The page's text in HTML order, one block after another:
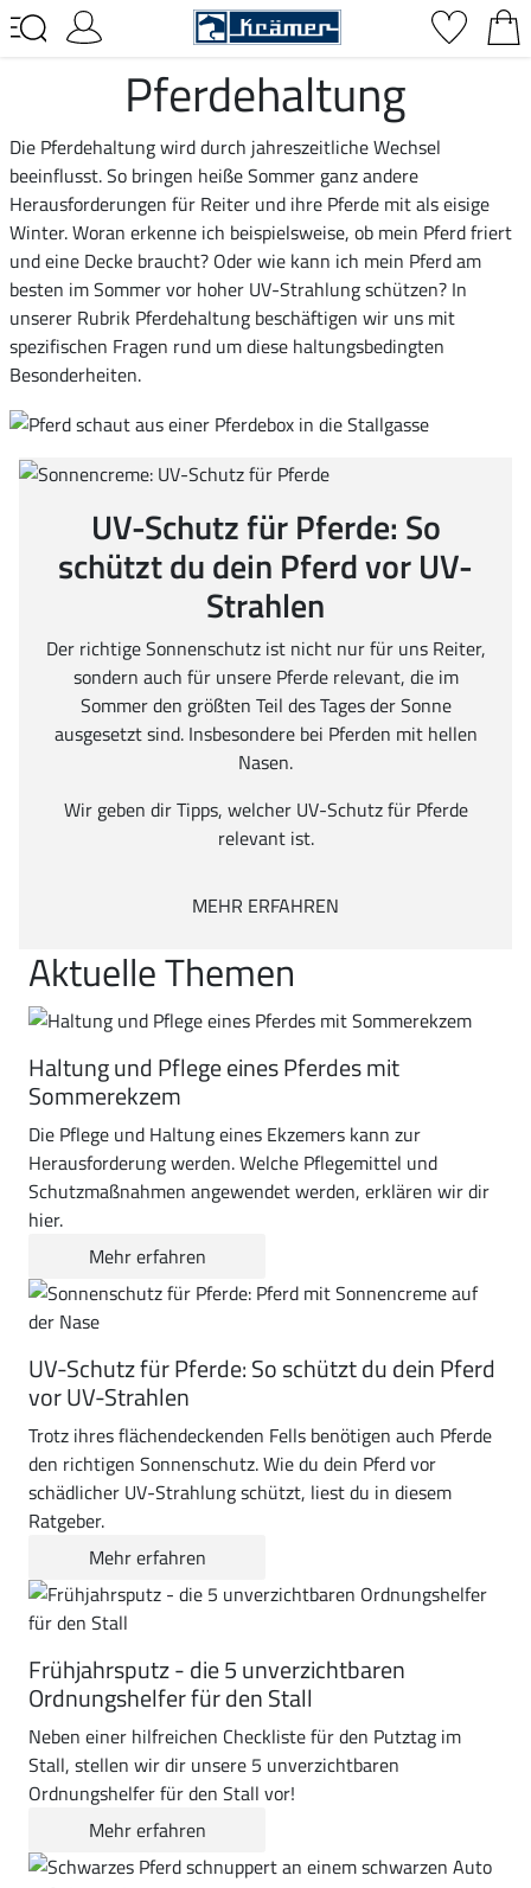
Pferdehaltung
Die Pferdehaltung wird durch jahreszeitliche Wechsel
beeinflusst. So bringen heiße Sommer ganz andere
Herausforderungen für Reiter und ihre Pferde mit als eisige
Winter. Woran erkenne ich beispielsweise, ob mein Pferd friert
und eine Decke braucht? Oder wie kann ich mein Pferd am
besten im Sommer vor hoher UV-Strahlung schützen? In
unserer Rubrik Pferdehaltung beschäftigen wir uns mit
spezifischen Fragen rund um diese haltungsbedingten
Besonderheiten.
UV-Schutz für Pferde: So
schützt du dein Pferd vor UV-
Strahlen
Der richtige Sonnenschutz ist nicht nur für uns Reiter,
sondern auch für unsere Pferde relevant, die im
Sommer den größten Teil des Tages der Sonne
ausgesetzt sind. Insbesondere bei Pferden mit hellen
Nasen.
Wir geben dir Tipps, welcher UV-Schutz für Pferde
relevant ist.
MEHR ERFAHREN
Aktuelle Themen
Haltung und Pflege eines Pferdes mit
Sommerekzem
Die Pflege und Haltung eines Ekzemers kann zur
Herausforderung werden. Welche Pflegemittel und
Schutzmaßnahmen angewendet werden, erklären wir dir
hier.
Mehr erfahren
UV-Schutz für Pferde: So schützt du dein Pferd
vor UV-Strahlen
Trotz ihres flächendeckenden Fells benötigen auch Pferde
den richtigen Sonnenschutz. Wie du dein Pferd vor
schädlicher UV-Strahlung schützt, liest du in diesem
Ratgeber.
Mehr erfahren
Frühjahrsputz - die 5 unverzichtbaren
Ordnungshelfer für den Stall
Neben einer hilfreichen Checkliste für den Putztag im
Stall, stellen wir dir unsere 5 unverzichtbaren
Ordnungshelfer für den Stall vor!
Mehr erfahren